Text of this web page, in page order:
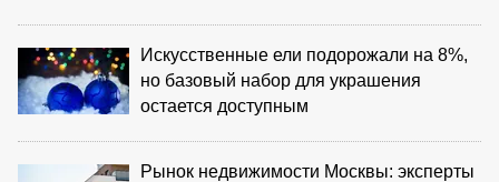
Искусственные ели подорожали на 8%,
но базовый набор для украшения
остается доступным
Рынок недвижимости Москвы: эксперты